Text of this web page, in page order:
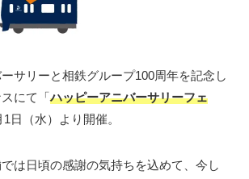
サリーと相鉄グループ100周年を記念し
にて「ハッピーアニバーサリーフェ
1日（水）より開催。
は日頃の感謝の気持ちを込めて、今し